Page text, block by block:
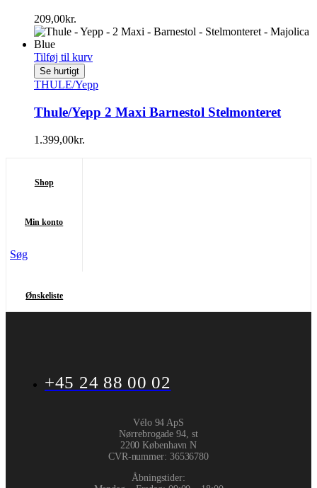
209,00kr.
Tilføj til kurv
Se hurtigt
THULE/Yepp
Thule/Yepp 2 Maxi Barnestol Stelmonteret
1.399,00kr.
Shop
Min konto
Søg
Ønskeliste
+45 24 88 00 02
Vélo 94 ApS
Nørrebrogade 94, st
2200 København N
CVR-nummer: 36536780
Åbningstider: